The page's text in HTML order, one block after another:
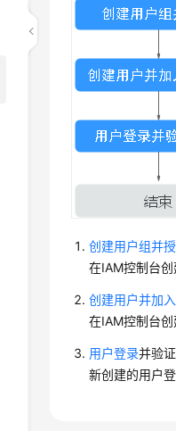
创建用户组并
在IAM控制台创
创建用户并加
在IAM控制台
用户登录并验
新创建的用户